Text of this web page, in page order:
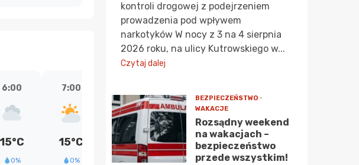
6:00
15°C
0%
7:00
15°C
0%
16°C
0%
18°C
0%
20°C
0%
kontroli drogowej z podejrzeniem
prowadzenia pod wpływem
narkotyków W nocy z 3 na 4 sierpnia
2026 roku, na ulicy Kutrowskiego w...
Czytaj dalej
BEZPIECZEŃSTWO
WAKACJE
Rozsądny weekend
na wakacjach –
bezpieczeństwo
przede wszystkim!